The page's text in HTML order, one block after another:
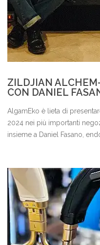
ZILDJIAN
CON DANIEL
AlgamEko è lieta di
2024 nei più importanti
insieme a Daniel Fasano,